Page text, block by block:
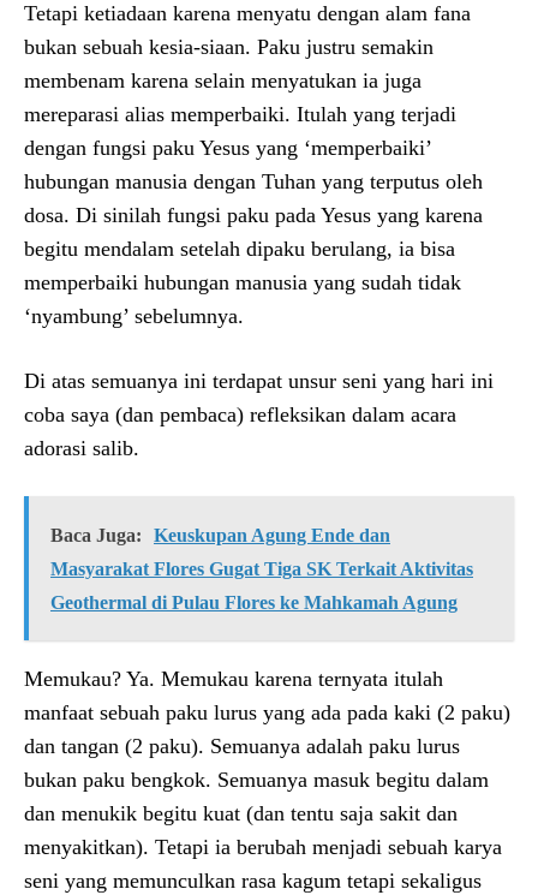
Tetapi ketiadaan karena menyatu dengan alam fana
bukan sebuah kesia-siaan. Paku justru semakin
membenam karena selain menyatukan ia juga
mereparasi alias memperbaiki. Itulah yang terjadi
dengan fungsi paku Yesus yang ‘memperbaiki’
hubungan manusia dengan Tuhan yang terputus oleh
dosa. Di sinilah fungsi paku pada Yesus yang karena
begitu mendalam setelah dipaku berulang, ia bisa
memperbaiki hubungan manusia yang sudah tidak
‘nyambung’ sebelumnya.
Di atas semuanya ini terdapat unsur seni yang hari ini
coba saya (dan pembaca) refleksikan dalam acara
adorasi salib.
Baca Juga:
Keuskupan Agung Ende dan
Masyarakat Flores Gugat Tiga SK Terkait Aktivitas
Geothermal di Pulau Flores ke Mahkamah Agung
Memukau? Ya. Memukau karena ternyata itulah
manfaat sebuah paku lurus yang ada pada kaki (2 paku)
dan tangan (2 paku). Semuanya adalah paku lurus
bukan paku bengkok. Semuanya masuk begitu dalam
dan menukik begitu kuat (dan tentu saja sakit dan
menyakitkan). Tetapi ia berubah menjadi sebuah karya
seni yang memunculkan rasa kagum tetapi sekaligus